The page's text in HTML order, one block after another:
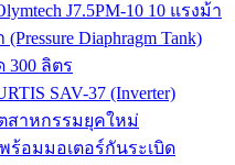
J7.5PM-10 10 แรงม้า
Diaphragm Tank)
300 ลิตร
SAV-37 (Inverter)
สาหกรรมยุคใหม่
ร้อมมอเตอร์กันระเบิด